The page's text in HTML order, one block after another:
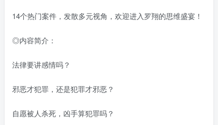
14个热门案件，发散多元视角，欢迎进入罗翔的思维盛宴！
◎内容简介：
法律要讲感情吗？
邪恶才犯罪，还是犯罪才邪恶？
自愿被人杀死，凶手算犯罪吗？